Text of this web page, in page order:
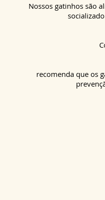
Nossos gatinhos são
recomenda que os